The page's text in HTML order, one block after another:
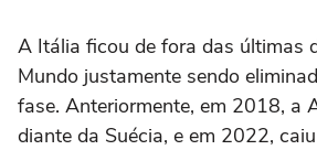
A Itália ficou de fora das últimas
Mundo justamente sendo
fase. Anteriormente, em 2018, a
diante da Suécia, e em 2022,